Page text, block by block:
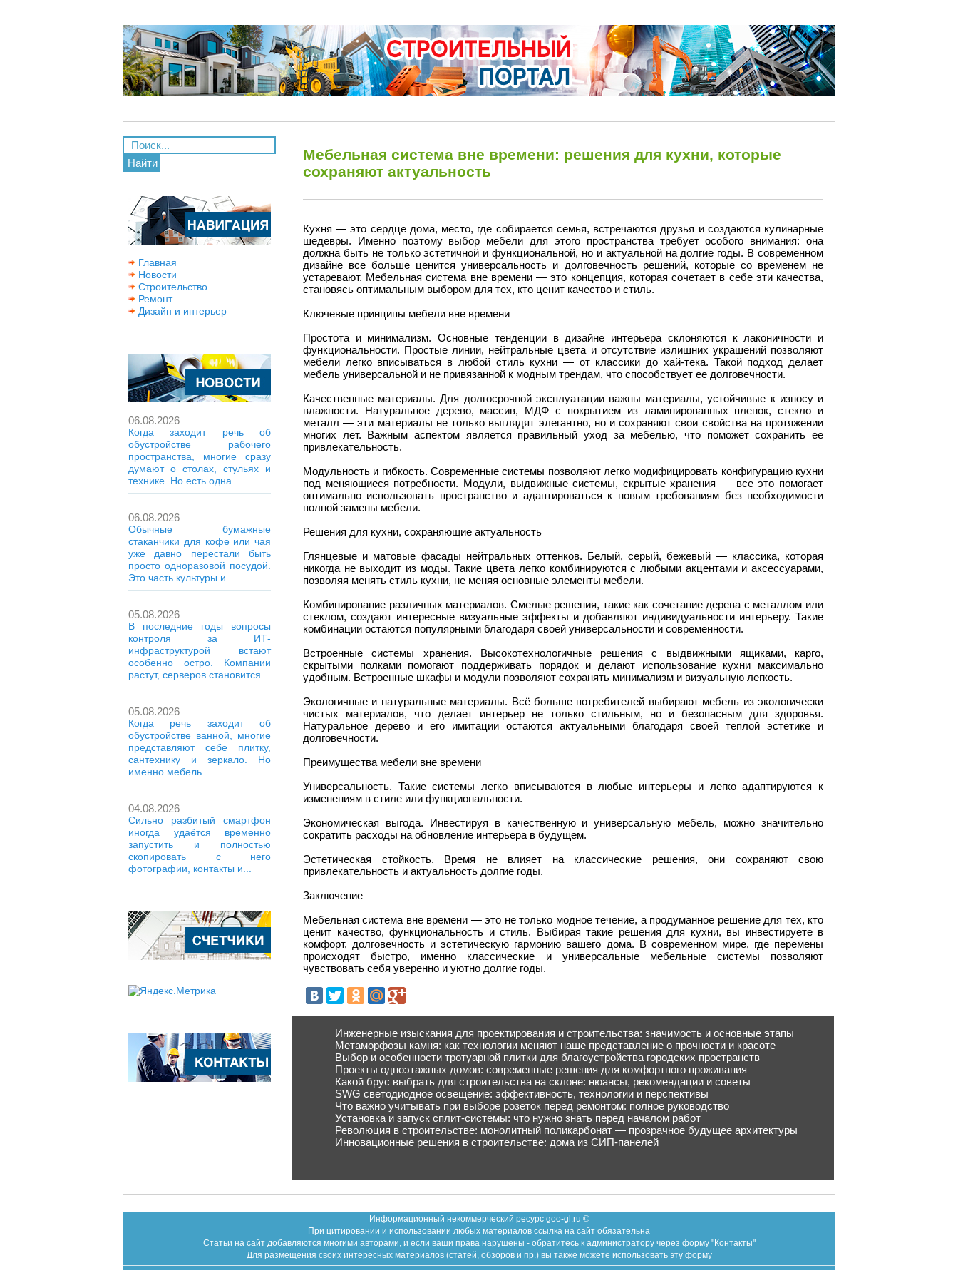
Найти
Главная
Новости
Строительство
Ремонт
Дизайн и интерьер
06.08.2026
Когда заходит речь об
обустройстве рабочего
пространства, многие сразу
думают о столах, стульях и
технике. Но есть одна...
06.08.2026
Обычные бумажные
стаканчики для кофе или чая
уже давно перестали быть
просто одноразовой посудой.
Это часть культуры и...
05.08.2026
В последние годы вопросы
контроля за ИТ-
инфраструктурой встают
особенно остро. Компании
растут, серверов становится...
05.08.2026
Когда речь заходит об
обустройстве ванной, многие
представляют себе плитку,
сантехнику и зеркало. Но
именно мебель...
04.08.2026
Сильно разбитый смартфон
иногда удаётся временно
запустить и полностью
скопировать с него
фотографии, контакты и...
Мебельная система вне времени: решения для кухни, которые
сохраняют актуальность
Кухня — это сердце дома, место, где собирается семья, встречаются друзья и создаются кулинарные
шедевры. Именно поэтому выбор мебели для этого пространства требует особого внимания: она
должна быть не только эстетичной и функциональной, но и актуальной на долгие годы. В современном
дизайне все больше ценится универсальность и долговечность решений, которые со временем не
устаревают. Мебельная система вне времени — это концепция, которая сочетает в себе эти качества,
становясь оптимальным выбором для тех, кто ценит качество и стиль.
Ключевые принципы мебели вне времени
Простота и минимализм. Основные тенденции в дизайне интерьера склоняются к лаконичности и
функциональности. Простые линии, нейтральные цвета и отсутствие излишних украшений позволяют
мебели легко вписываться в любой стиль кухни — от классики до хай-тека. Такой подход делает
мебель универсальной и не привязанной к модным трендам, что способствует ее долговечности.
Качественные материалы. Для долгосрочной эксплуатации важны материалы, устойчивые к износу и
влажности. Натуральное дерево, массив, МДФ с покрытием из ламинированных пленок, стекло и
металл — эти материалы не только выглядят элегантно, но и сохраняют свои свойства на протяжении
многих лет. Важным аспектом является правильный уход за мебелью, что поможет сохранить ее
привлекательность.
Модульность и гибкость. Современные системы позволяют легко модифицировать конфигурацию кухни
под меняющиеся потребности. Модули, выдвижные системы, скрытые хранения — все это помогает
оптимально использовать пространство и адаптироваться к новым требованиям без необходимости
полной замены мебели.
Решения для кухни, сохраняющие актуальность
Глянцевые и матовые фасады нейтральных оттенков. Белый, серый, бежевый — классика, которая
никогда не выходит из моды. Такие цвета легко комбинируются с любыми акцентами и аксессуарами,
позволяя менять стиль кухни, не меняя основные элементы мебели.
Комбинирование различных материалов. Смелые решения, такие как сочетание дерева с металлом или
стеклом, создают интересные визуальные эффекты и добавляют индивидуальности интерьеру. Такие
комбинации остаются популярными благодаря своей универсальности и современности.
Встроенные системы хранения. Высокотехнологичные решения с выдвижными ящиками, карго,
скрытыми полками помогают поддерживать порядок и делают использование кухни максимально
удобным. Встроенные шкафы и модули позволяют сохранять минимализм и визуальную легкость.
Экологичные и натуральные материалы. Всё больше потребителей выбирают мебель из экологически
чистых материалов, что делает интерьер не только стильным, но и безопасным для здоровья.
Натуральное дерево и его имитации остаются актуальными благодаря своей теплой эстетике и
долговечности.
Преимущества мебели вне времени
Универсальность. Такие системы легко вписываются в любые интерьеры и легко адаптируются к
изменениям в стиле или функциональности.
Экономическая выгода. Инвестируя в качественную и универсальную мебель, можно значительно
сократить расходы на обновление интерьера в будущем.
Эстетическая стойкость. Время не влияет на классические решения, они сохраняют свою
привлекательность и актуальность долгие годы.
Заключение
Мебельная система вне времени — это не только модное течение, а продуманное решение для тех, кто
ценит качество, функциональность и стиль. Выбирая такие решения для кухни, вы инвестируете в
комфорт, долговечность и эстетическую гармонию вашего дома. В современном мире, где перемены
происходят быстро, именно классические и универсальные мебельные системы позволяют
чувствовать себя уверенно и уютно долгие годы.
Инженерные изыскания для проектирования и строительства: значимость и основные этапы
Метаморфозы камня: как технологии меняют наше представление о прочности и красоте
Выбор и особенности тротуарной плитки для благоустройства городских пространств
Проекты одноэтажных домов: современные решения для комфортного проживания
Какой брус выбрать для строительства на склоне: нюансы, рекомендации и советы
SWG светодиодное освещение: эффективность, технологии и перспективы
Что важно учитывать при выборе розеток перед ремонтом: полное руководство
Установка и запуск сплит-системы: что нужно знать перед началом работ
Революция в строительстве: монолитный поликарбонат — прозрачное будущее архитектуры
Инновационные решения в строительстве: дома из СИП-панелей
Информационный некоммерческий ресурс goo-gl.ru ©
При цитировании и использовании любых материалов ссылка на сайт обязательна
Статьи на сайт добавляются многими авторами, и если ваши права нарушены - обратитесь к администратору через форму "Контакты"
Для размещения своих интересных материалов (статей, обзоров и пр.) вы также можете использовать эту форму